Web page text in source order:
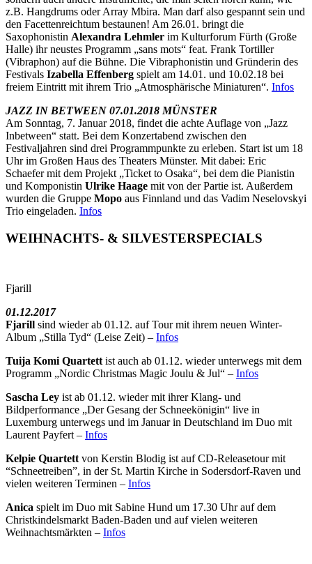
z.B. Hangdrums oder Array Mbira. Man darf also gespannt sein und
den Facettenreichtum bestaunen! Am 26.01. bringt die
Saxophonistin Alexandra Lehmler im Kulturforum Fürth (Große
Halle) ihr neustes Programm „sans mots“ feat. Frank Tortiller
(Vibraphon) auf die Bühne. Die Vibraphonistin und Gründerin des
Festivals Izabella Effenberg spielt am 14.01. und 10.02.18 bei
freiem Eintritt mit ihrem Trio „Atmosphärische Miniaturen“. Infos
JAZZ IN BETWEEN 07.01.2018 MÜNSTER
Am Sonntag, 7. Januar 2018, findet die achte Auflage von „Jazz
Inbetween“ statt. Bei dem Konzertabend zwischen den
Festivaljahren sind drei Programmpunkte zu erleben. Start ist um 18
Uhr im Großen Haus des Theaters Münster. Mit dabei: Eric
Schaefer mit dem Projekt „Ticket to Osaka“, bei dem die Pianistin
und Komponistin Ulrike Haage mit von der Partie ist. Außerdem
wurden die Gruppe Mopo aus Finnland und das Vadim Neselovskyi
Trio eingeladen. Infos
WEIHNACHTS- & SILVESTERSPECIALS
Fjarill
01.12.2017
Fjarill sind wieder ab 01.12. auf Tour mit ihrem neuen Winter-
Album „Stilla Tyd“ (Leise Zeit) – Infos
Tuija Komi Quartettist auch ab 01.12. wieder unterwegs mit dem
Programm „Nordic Christmas Magic Joulu & Jul“ – Infos
Sascha Ley ist ab 01.12. wieder mit ihrer Klang- und
Bildperformance „Der Gesang der Schneekönigin“ live in
Luxemburg unterwegs und im Januar in Deutschland im Duo mit
Laurent Payfert – Infos
Kelpie Quartettvon Kerstin Blodig ist auf CD-Releasetour mit
“Schneetreiben”, in der St. Martin Kirche in Sodersdorf-Raven und
vielen weiteren Terminen – Infos
Anica spielt im Duo mit Sabine Hund um 17.30 Uhr auf dem
Christkindelsmarkt Baden-Baden und auf vielen weiteren
Weihnachtsmärkten – Infos